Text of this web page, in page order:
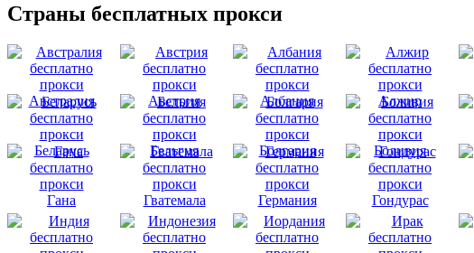
Страны бесплатных прокси
Австралия Австрия Албания Алжир
Беларусь Бельгия Болгария Боливия
Гана Гватемала Германия Гондурас